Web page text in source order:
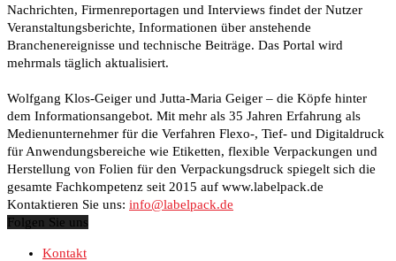
Nachrichten, Firmenreportagen und Interviews findet der Nutzer
Veranstaltungsberichte, Informationen über anstehende
Branchenereignisse und technische Beiträge. Das Portal wird
mehrmals täglich aktualisiert.
Wolfgang Klos-Geiger und Jutta-Maria Geiger – die Köpfe hinter
dem Informationsangebot. Mit mehr als 35 Jahren Erfahrung als
Medienunternehmer für die Verfahren Flexo-, Tief- und Digitaldruck
für Anwendungsbereiche wie Etiketten, flexible Verpackungen und
Herstellung von Folien für den Verpackungsdruck spiegelt sich die
gesamte Fachkompetenz seit 2015 auf www.labelpack.de
Kontaktieren Sie uns: info@labelpack.de
Folgen Sie uns
Kontakt